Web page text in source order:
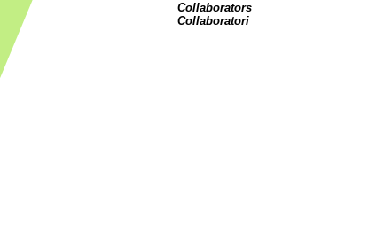
Collaborators
Collaboratori